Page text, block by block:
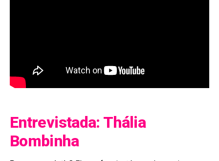
Entrevistada: Thália
Bombinha